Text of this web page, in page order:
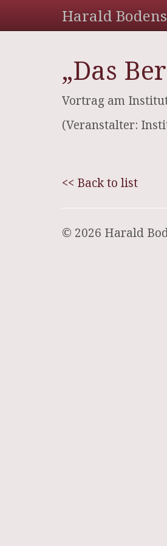
Harald
„Das
Vortrag am
(Veranstalter:
<< Back to list
© 2026 Harald